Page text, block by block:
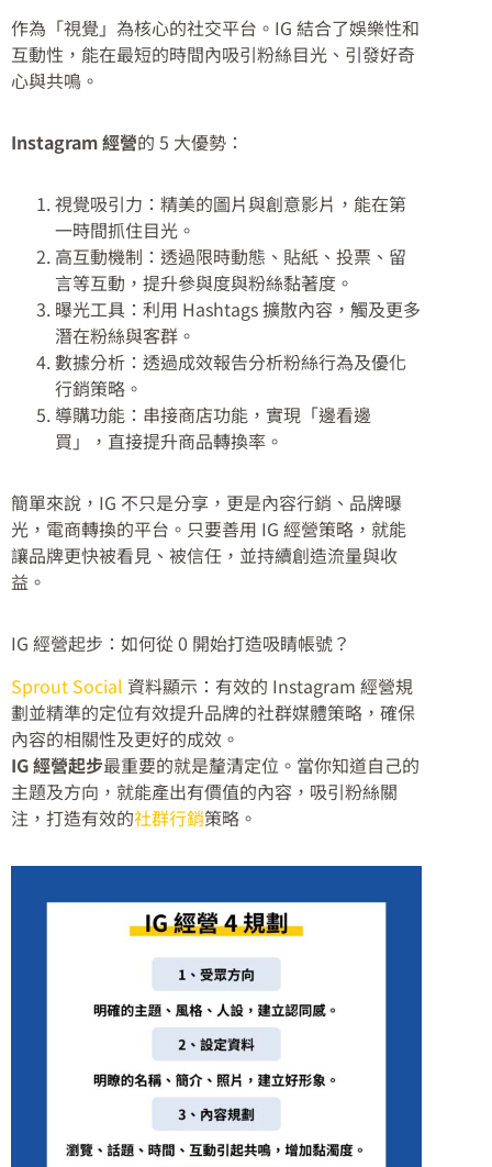
作為「視覺」為核心的社交平台。IG 結合了娛樂性和
互動性，能在最短的時間內吸引粉絲目光、引發好奇
心與共鳴。
Instagram 經營的 5 大優勢：
視覺吸引力：精美的圖片與創意影片，能在第
一時間抓住目光。
高互動機制：透過限時動態、貼紙、投票、留
言等互動，提升參與度與粉絲黏著度。
曝光工具：利用 Hashtags 擴散內容，觸及更多
潛在粉絲與客群。
數據分析：透過成效報告分析粉絲行為及優化
行銷策略。
導購功能：串接商店功能，實現「邊看邊
買」，直接提升商品轉換率。
簡單來說，IG 不只是分享，更是內容行銷、品牌曝
光，電商轉換的平台。只要善用 IG 經營策略，就能
讓品牌更快被看見、被信任，並持續創造流量與收
益。
IG 經營起步：如何從 0 開始打造吸睛帳號？
Sprout Social 資料顯示：有效的 Instagram 經營規
劃並精準的定位有效提升品牌的社群媒體策略，確保
內容的相關性及更好的成效。
IG 經營起步最重要的就是釐清定位。當你知道自己的
主題及方向，就能產出有價值的內容，吸引粉絲關
注，打造有效的社群行銷策略。